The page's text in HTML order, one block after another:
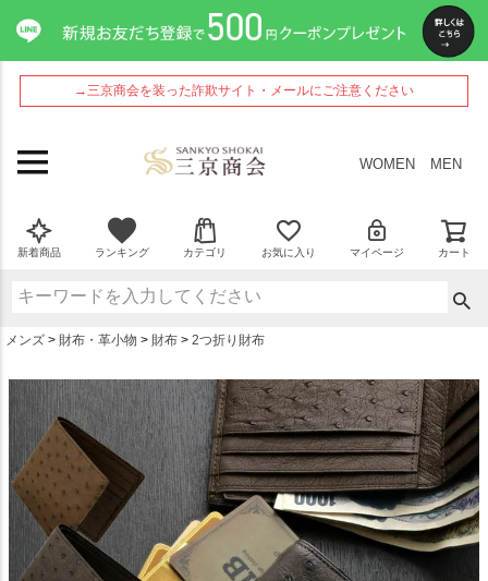
→三京商会を装った詐欺サイト・メールにご注意ください
WOMEN MEN
新着商品 ランキング カテゴリ お気に入り マイページ カート
メンズ 財布・革小物 財布 2つ折り財布
ペー
ジト
ップ
へ